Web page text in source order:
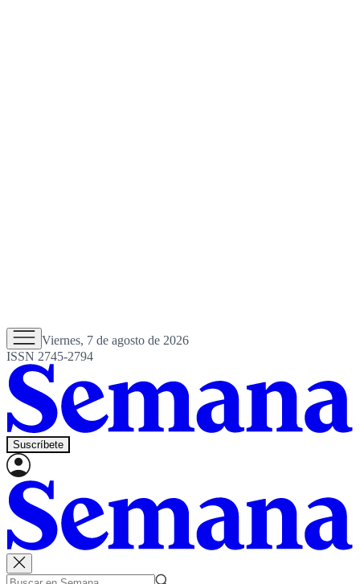
Viernes, 7 de agosto de 2026
ISSN 2745-2794
Suscríbete